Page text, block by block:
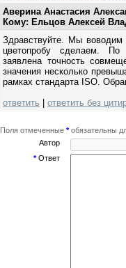
Аверина Анастасия
Кому: Ельцов Алексей
Здравствуйте. Мы воводим
цветопробу сделаем. По
заявлена точность
значения несколько
рамках стандарта ISO.
ответить
ответить без
Поля отмеченные *обязательны
Автор
*Ответ